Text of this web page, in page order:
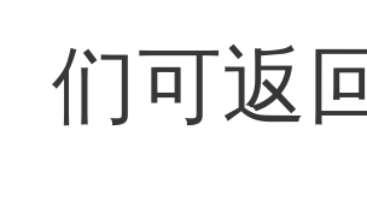
们可返